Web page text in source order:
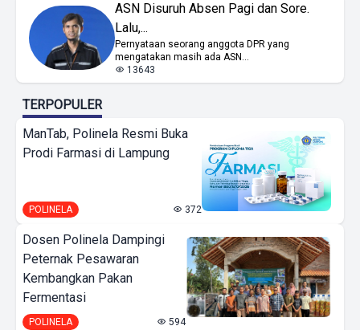
ASN Disuruh Absen Pagi dan Sore.
Lalu,...
Pernyataan seorang anggota DPR yang
mengatakan masih ada ASN...
13643
TERPOPULER
ManTab, Polinela Resmi Buka
Prodi Farmasi di Lampung
POLINELA 372
Dosen Polinela Dampingi
Peternak Pesawaran
Kembangkan Pakan
Fermentasi
POLINELA 594